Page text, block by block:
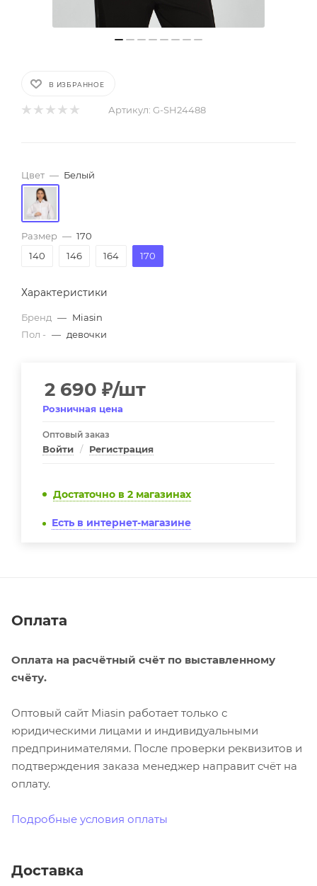
В ИЗБРАННОЕ
Артикул: G-SH24488
Цвет — Белый
Размер — 170
140
146 164 170
Характеристики
Бренд — Miasin
Пол - — девочки
2 690 ₽/шт
Розничная цена
Оптовый заказ
Войти / Регистрация
Достаточно в 2 магазинах
Есть в интернет-магазине
Оплата
Оплата на расчётный счёт по выставленному
счёту.
Оптовый сайт Miasin работает только с
юридическими лицами и индивидуальными
предпринимателями. После проверки реквизитов и
подтверждения заказа менеджер направит счёт на
оплату.
Подробные условия оплаты
Доставка